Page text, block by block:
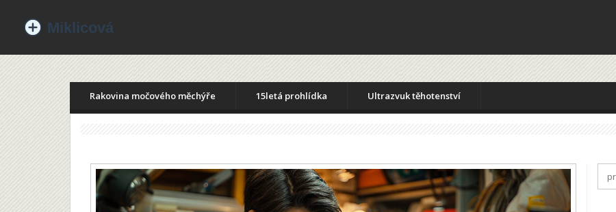
Rakovina močového měchýře 15letá prohlídka Ultrazvuk těhotenství